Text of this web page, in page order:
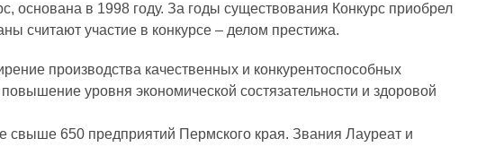
основана в 1998 году. За годы существования Конкурс приобрел
считают участие в конкурсе – делом престижа.
производства качественных и конкурентоспособных
уровня экономической состязательности и здоровой
свыше 650 предприятий Пермского края. Звания Лауреат и